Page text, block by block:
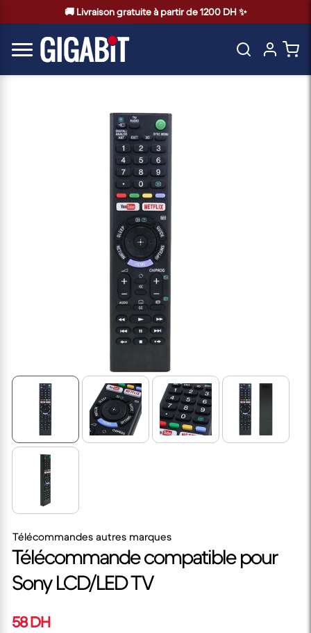
🚚 Livraison gratuite à partir de 1200 DH ✨
Télécommandes autres marques
Télécommande compatible pour
Sony LCD/LED TV
58 DH